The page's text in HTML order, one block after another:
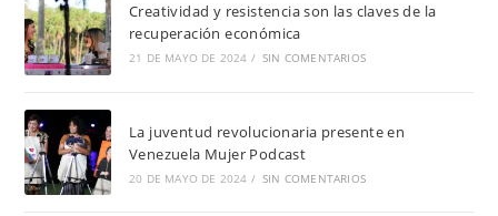
Creatividad y resistencia son las claves de la
recuperación económica
21 DE MAYO DE 2024 / SIN COMENTARIOS
La juventud revolucionaria presente en
Venezuela Mujer Podcast
20 DE MAYO DE 2024 / SIN COMENTARIOS